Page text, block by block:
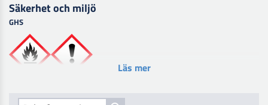
Säkerhet och miljö
GHS
Läs mer